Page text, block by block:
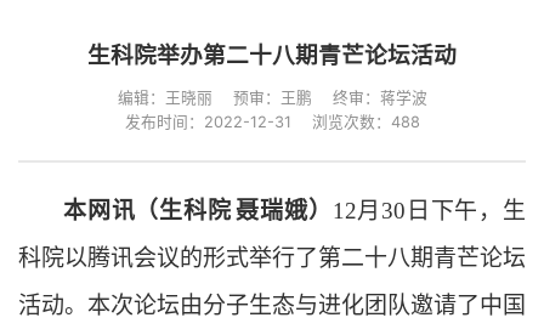
生科院举办第二十八期青芒论坛活动
编辑：王晓丽 预审：王鹏
终审：蒋学波
发布时间：2022-12-31
浏览次数： 488
本网讯（生科院聂瑞娥） 12月 30 日下午，生
科院以腾讯会议的形式举行了第二十八期青芒论坛
活动。本次论坛由分子生态与进化团队邀请了中国